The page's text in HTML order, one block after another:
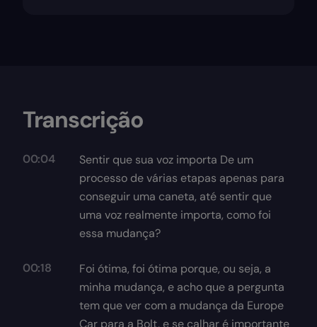
Transcrição
00:04
Sentir que sua voz importa De um
processo de várias etapas apenas para
conseguir uma caneta, até sentir que
uma voz realmente importa, como foi
essa mudança?
00:18
Foi ótima, foi ótima porque, ou seja, a
minha mudança, e acho que a pergunta
tem que ver com a mudança da Europe
Car para a Bolt, e se calhar é importante